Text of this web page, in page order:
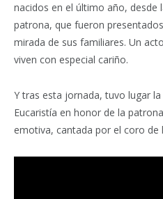
nacidos en el último año, desde
patrona, que fueron
mirada de sus familiares. Un
viven con especial cariño.
Y tras esta jornada, tuvo lugar
Eucaristía en honor de la
emotiva, cantada por el coro de